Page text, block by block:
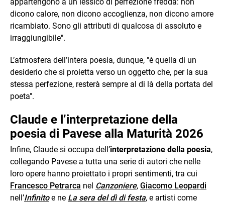
dicono calore, non dicono accoglienza, non dicono amore
ricambiato. Sono gli attributi di qualcosa di assoluto e
irraggiungibile".
L’atmosfera dell’intera poesia, dunque, "è quella di un
desiderio che si proietta verso un oggetto che, per la sua
stessa perfezione, resterà sempre al di là della portata del
poeta".
Claude e l’interpretazione della
poesia di Pavese alla Maturità 2026
Infine, Claude si occupa dell’interpretazione della poesia,
collegando Pavese a tutta una serie di autori che nelle
loro opere hanno proiettato i propri sentimenti, tra cui
Francesco Petrarca nel Canzoniere, Giacomo Leopardi
nell’Infinitoe ne La sera del dì di festa, e artisti come